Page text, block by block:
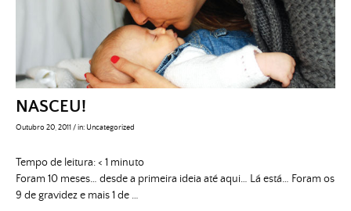
NASCEU!
Outubro 20, 2011/in: Uncategorized
Tempo de leitura:< 1 minuto
Foram 10 meses… desde a primeira ideia até aqui… Lá está… Foram os
9 de gravidez e mais 1 de …